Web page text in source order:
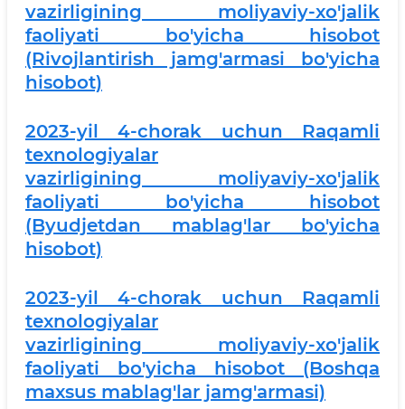
vazirligining moliyaviy-xo'jalik
faoliyati bo'yicha hisobot
(Rivojlantirish jamg'armasi bo'yicha
hisobot)
2023-yil 4-chorak uchun Raqamli
texnologiyalar
vazirligining moliyaviy-xo'jalik
faoliyati bo'yicha hisobot
(Byudjetdan mablag'lar bo'yicha
hisobot)
2023-yil 4-chorak uchun Raqamli
texnologiyalar
vazirligining moliyaviy-xo'jalik
faoliyati bo'yicha hisobot (Boshqa
maxsus mablag'lar jamg'armasi)